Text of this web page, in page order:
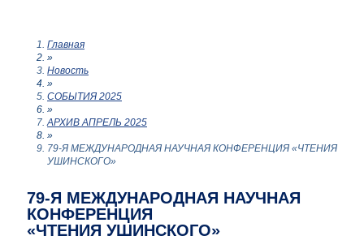
Главная
»
Новость
»
СОБЫТИЯ 2025
»
АРХИВ АПРЕЛЬ 2025
»
79-Я МЕЖДУНАРОДНАЯ НАУЧНАЯ КОНФЕРЕНЦИЯ «ЧТЕНИЯ
УШИНСКОГО»
79-Я МЕЖДУНАРОДНАЯ НАУЧНАЯ
КОНФЕРЕНЦИЯ
«ЧТЕНИЯ УШИНСКОГО»